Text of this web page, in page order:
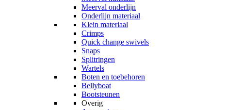
Meerval onderlijn
Onderlijn materiaal
Klein materiaal
Crimps
Quick change swivels
Snaps
Splitringen
Wartels
Boten en toebehoren
Bellyboat
Bootsteunen
Overig